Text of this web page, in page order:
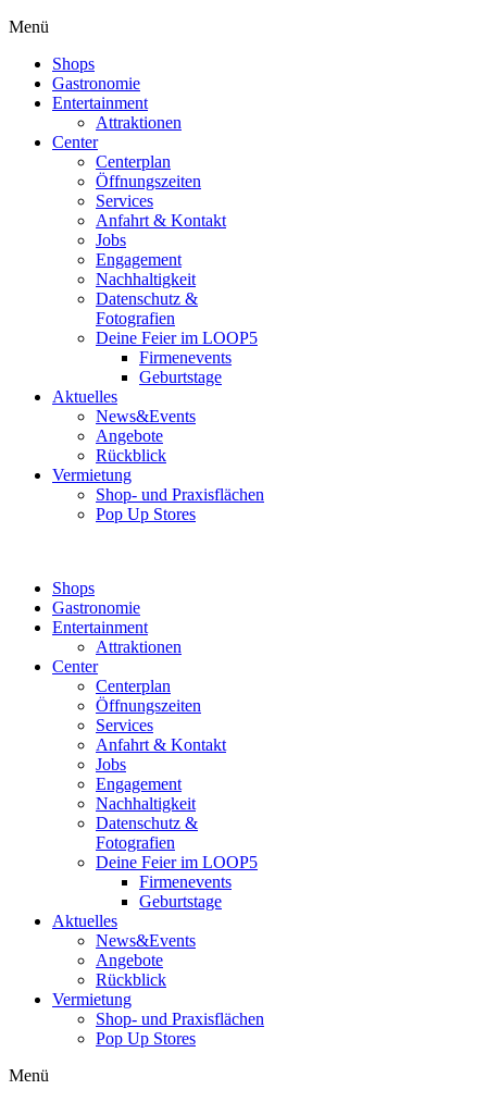
Menü
Shops
Gastronomie
Entertainment
Attraktionen
Center
Centerplan
Öffnungszeiten
Services
Anfahrt & Kontakt
Jobs
Engagement
Nachhaltigkeit
Datenschutz &
Fotografien
Deine Feier im LOOP5
Firmenevents
Geburtstage
Aktuelles
News&Events
Angebote
Rückblick
Vermietung
Shop- und Praxisflächen
Pop Up Stores
Shops
Gastronomie
Entertainment
Attraktionen
Center
Centerplan
Öffnungszeiten
Services
Anfahrt & Kontakt
Jobs
Engagement
Nachhaltigkeit
Datenschutz &
Fotografien
Deine Feier im LOOP5
Firmenevents
Geburtstage
Aktuelles
News&Events
Angebote
Rückblick
Vermietung
Shop- und Praxisflächen
Pop Up Stores
Menü